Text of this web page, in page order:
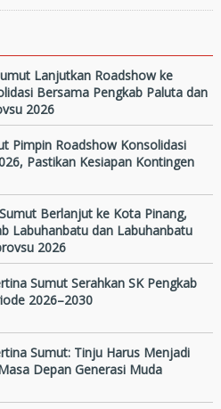
Pengkab Paluta
Jelang Porprovsu
Lanjutkan Roadshow ke
Bersama Pengkab Paluta dan
2026
Pimpin Roadshow Konsolidasi
Pastikan Kesiapan Kontingen
Berlanjut ke Kota Pinang,
Labuhanbatu dan Labuhanbatu
2026
Sumut Serahkan SK Pengkab
2026–2030
Sumut: Tinju Harus Menjadi
Depan Generasi Muda